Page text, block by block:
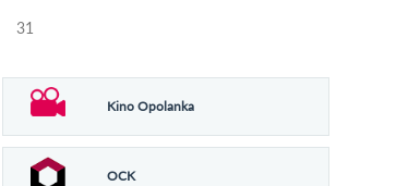
31
Kino Opolanka
OCK